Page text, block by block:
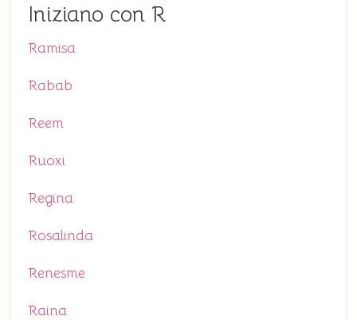
Iniziano con R
Ramisa
Rabab
Reem
Ruoxi
Regina
Rosalinda
Renesme
Raina